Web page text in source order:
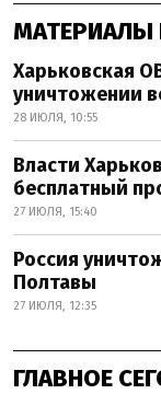
МАТЕРИАЛЫ
Харьковская
уничтожении
28 ИЮЛЯ, 10:55
Власти
бесплатный
27 ИЮЛЯ, 15:40
Россия
Полтавы
27 ИЮЛЯ, 12:35
ГЛАВНОЕ